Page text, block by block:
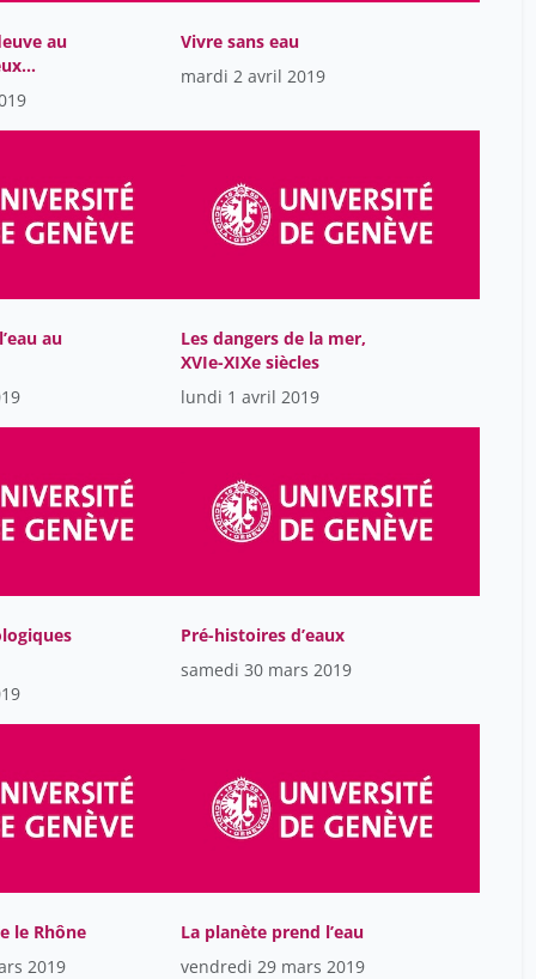
Jarrige François
Kaeser Marc-Antoine
Kobelinsky Carolina 34
Leclerc Jean 34
Lemarié Jérémy
Lescaze Bernard
Louis-Courvoisier Micheline
Malbos Lucie 34
Mallard Grégoire 34
Pagano Emmanuelle 34
Pebrel Julien 34
Poté John 34
Prevedello Maxime
au
Vivre sans eau
mardi 2 avril 2019
au
Les dangers de la mer,
XVIe-XIXe siècles
lundi 1 avril 2019
Pré-histoires d’eaux
samedi 30 mars 2019
le Rhône
2019
La planète prend l’eau
vendredi 29 mars 2019